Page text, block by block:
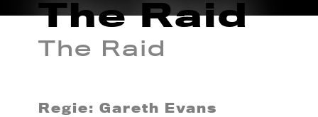
The Raid
The Raid
Regie: Gareth Evans